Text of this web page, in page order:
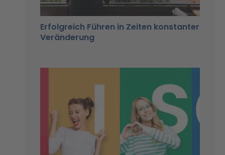
Erfolgreich Führen in Zeiten konstanter
Veränderung